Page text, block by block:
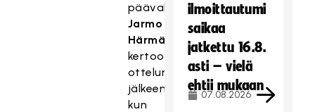
päävalmentaja
Jarmo
Härmä
kertoo
ottelun
jälkeen,
kun
ilmoittautumi
saikaa
jatkettu 16.8.
asti – vielä
ehtii mukaan
07.08.2026